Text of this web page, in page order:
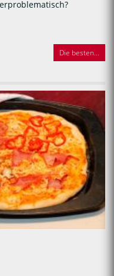
Die besten...